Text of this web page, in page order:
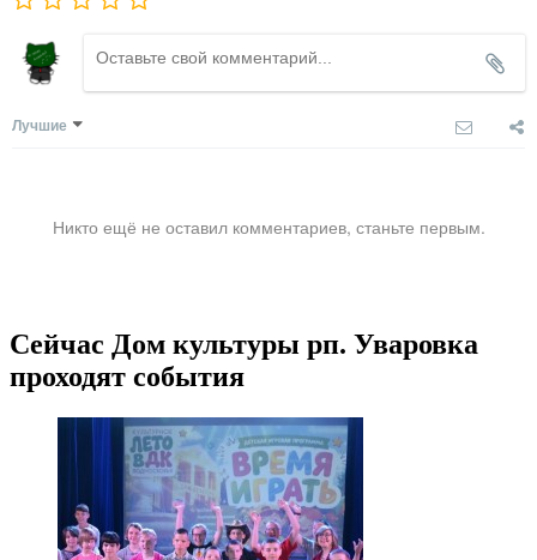
Лучшие
Никто ещё не оставил комментариев, станьте первым.
Сейчас Дом культуры рп. Уваровка
проходят события